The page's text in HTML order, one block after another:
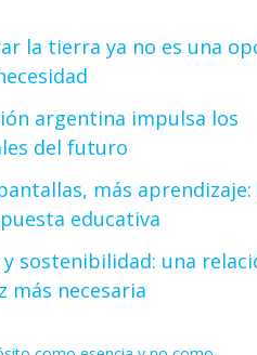
la tierra ya no es una
argentina impulsa los
del futuro
más aprendizaje:
educativa
sostenibilidad: una
más necesaria